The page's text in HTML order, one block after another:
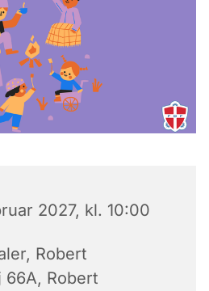
2027, kl. 10:00
Robert
66A, Robert